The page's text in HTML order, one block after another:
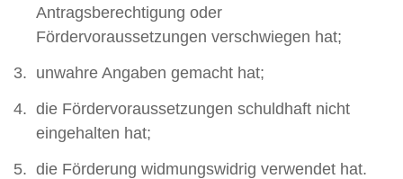
Antragsberechtigung oder
Fördervoraussetzungen verschwiegen hat;
unwahre Angaben gemacht hat;
die Fördervoraussetzungen schuldhaft nicht
eingehalten hat;
die Förderung widmungswidrig verwendet hat.